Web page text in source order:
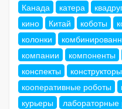
Канада
катера
кино
Китай коботы
колонки
компании
компоненты
конспекты
конструкторы
кооперативные роботы
курьеры
лабораторные